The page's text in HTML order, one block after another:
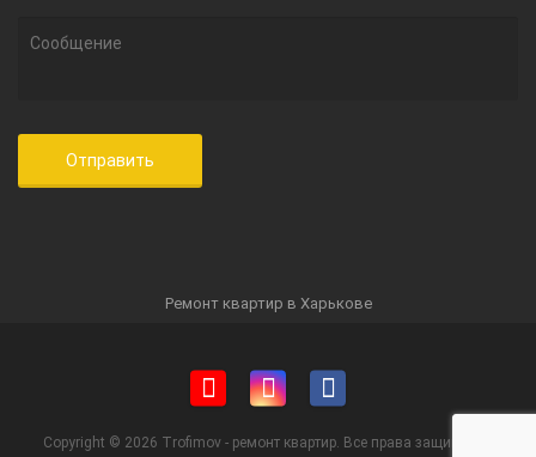
Ремонт квартир в Харькове
Copyright © 2026 Trofimov - ремонт квартир. Все права защищены.